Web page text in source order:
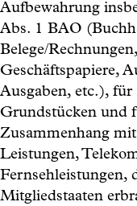
Aufbewahrung
Abs. 1 BAO
Belege/
Geschäftspapiere,
Ausgaben, etc.),
Grundstücken und
Zusammenhang
Leistungen,
Fernsehleistungen,
Mitgliedstaaten